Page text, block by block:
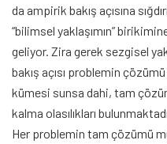
da ampirik bakış açısına
“bilimsel yaklaşımın”
geliyor. Zira gerek sezgisel
bakış açısı problemin
kümesi sunsa dahi, tam
kalma olasılıkları
Her problemin tam çözümü